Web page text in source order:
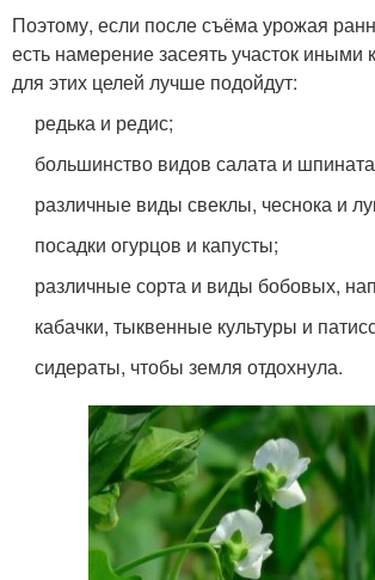
Поэтому, если после съёма урожая
есть намерение засеять участок иными
для этих целей лучше подойдут:
редька и редис;
большинство видов салата и
различные виды свеклы, чеснока и
посадки огурцов и капусты;
различные сорта и виды бобовых,
кабачки, тыквенные культуры и
сидераты, чтобы земля отдохнула.